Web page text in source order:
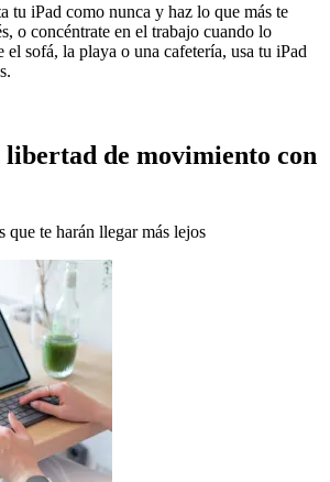
tu iPad como nunca y haz lo que más te
o concéntrate en el trabajo cuando lo
el sofá, la playa o una cafetería, usa tu iPad
de movimiento con
que te harán llegar más lejos